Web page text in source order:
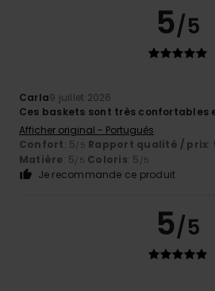
5/5
Carla9 juillet 2026
Ces baskets sont très confortables
Afficher original - Português
Confort: 5/5 Rapport qualité / prix:
Matière: 5/5 Coloris: 5 /5
Je recommande ce produit
5/5